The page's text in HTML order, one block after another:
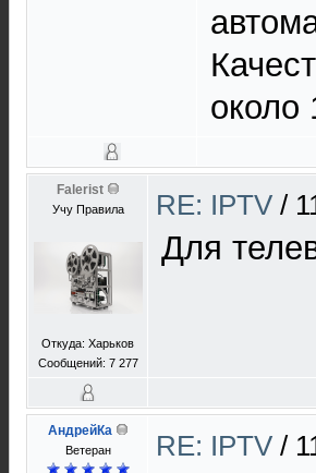
около
Falerist
Учу Правила
Откуда: Харьков
Сообщений: 7 277
RE: IPTV /
Для
АндрейКа
Ветеран RE: IPTV /